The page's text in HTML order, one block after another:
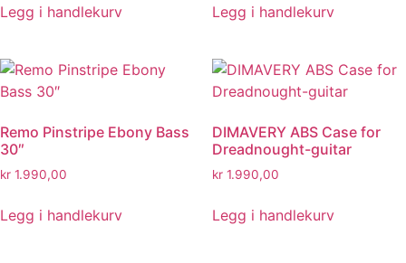
Legg i handlekurv Legg i handlekurv
Remo Pinstripe Ebony Bass
30″
kr 1.990,00
Legg i handlekurv
DIMAVERY ABS Case for
Dreadnought-guitar
kr 1.990,00
Legg i handlekurv